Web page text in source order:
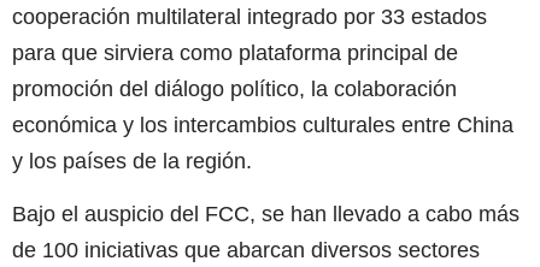
cooperación multilateral integrado por 33 estados
para que sirviera como plataforma principal de
promoción del diálogo político, la colaboración
económica y los intercambios culturales entre China
y los países de la región.
Bajo el auspicio del FCC, se han llevado a cabo más
de 100 iniciativas que abarcan diversos sectores